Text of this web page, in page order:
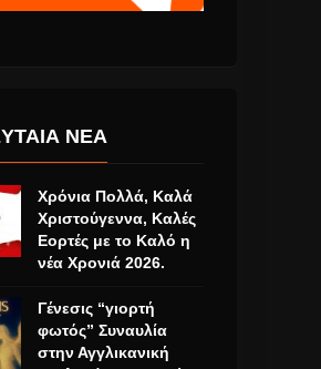
ΝΕΑ
Χρόνια Πολλά, Καλά
Χριστούγεννα, Καλές
Εορτές με το Καλό η
νέα Χρονιά 2026.
Γένεσις “γιορτή
φωτός” Συναυλία
στην Αγγλικανική